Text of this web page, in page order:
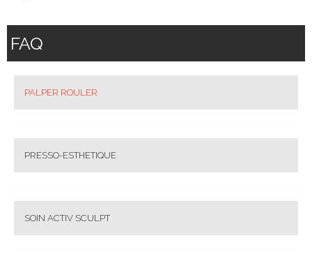
FAQ
PALPER ROULER
PRESSO-ESTHETIQUE
SOIN ACTIV SCULPT